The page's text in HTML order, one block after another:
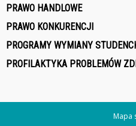
PRAWO HANDLOWE
PRAWO KONKURENCJI
PROGRAMY WYMIANY
PROFILAKTYKA PROBLEMÓW
Mapa